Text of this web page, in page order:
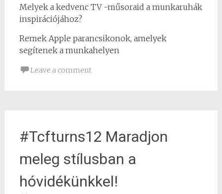
Melyek a kedvenc TV -műsoraid a munkaruhák
inspirációjához?
Remek Apple parancsikonok, amelyek
segítenek a munkahelyen
Leave a comment
#Tcfturns12 Maradjon
meleg stílusban a
hóvidékünkkel!